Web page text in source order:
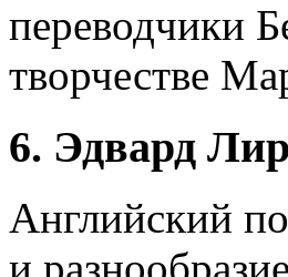
переводчики
творчестве
6. Эдвард Лир
Английский